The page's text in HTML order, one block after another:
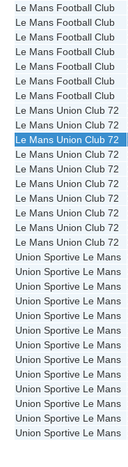
Le Mans Football Club
Le Mans Football Club
Le Mans Football Club
Le Mans Football Club
Le Mans Football Club
Le Mans Football Club
Le Mans Football Club
Le Mans Union Club 72
Le Mans Union Club 72
Le Mans Union Club 72
Le Mans Union Club 72
Le Mans Union Club 72
Le Mans Union Club 72
Le Mans Union Club 72
Le Mans Union Club 72
Le Mans Union Club 72
Le Mans Union Club 72
Union Sportive Le Mans
Union Sportive Le Mans
Union Sportive Le Mans
Union Sportive Le Mans
Union Sportive Le Mans
Union Sportive Le Mans
Union Sportive Le Mans
Union Sportive Le Mans
Union Sportive Le Mans
Union Sportive Le Mans
Union Sportive Le Mans
Union Sportive Le Mans
Union Sportive Le Mans